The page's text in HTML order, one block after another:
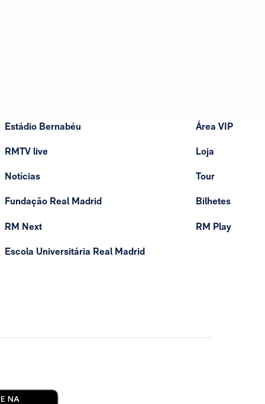
Estádio Bernabéu
RMTV live
Notícias
Fundação Real Madrid
RM Next
Escola Universitária Real Madrid
Área VIP
Loja
Tour
Bilhetes
RM Play